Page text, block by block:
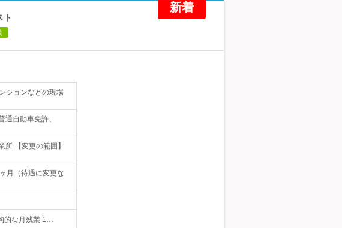
新着
ト
ションなどの現場
通自動車免許、
【変更の範囲】
月（待遇に変更な
的な月残業 1…